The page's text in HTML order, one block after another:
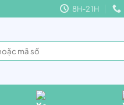
8H-21H